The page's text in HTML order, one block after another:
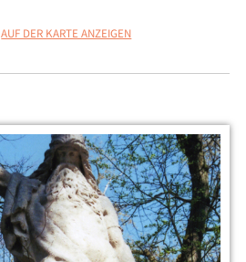
AUF DER KARTE ANZEIGEN